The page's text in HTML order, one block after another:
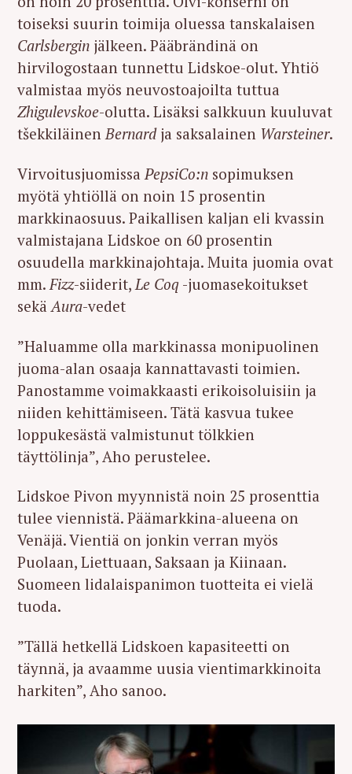
toiseksi suurin toimija oluessa tanskalaisen
Carlsbergin jälkeen. Pääbrändinä on
hirvilogostaan tunnettu Lidskoe-olut. Yhtiö
valmistaa myös neuvostoajoilta tuttua
Zhigulevskoe-olutta. Lisäksi salkkuun kuuluvat
tšekkiläinenBernardja saksalainen Warsteiner.
VirvoitusjuomissaPepsiCo:n sopimuksen
myötä yhtiöllä on noin 15 prosentin
markkinaosuus. Paikallisen kaljan eli kvassin
valmistajana Lidskoe on 60 prosentin
osuudella markkinajohtaja. Muita juomia ovat
mm.Fizz-siiderit,Le Coq -juomasekoitukset
sekäAura-vedet
”Haluamme olla markkinassa monipuolinen
juoma-alan osaaja kannattavasti toimien.
Panostamme voimakkaasti erikoisoluisiin ja
niiden kehittämiseen. Tätä kasvua tukee
loppukesästä valmistunut tölkkien
täyttölinja”, Aho perustelee.
Lidskoe Pivon myynnistä noin 25 prosenttia
tulee viennistä. Päämarkkina-alueena on
Venäjä. Vientiä on jonkin verran myös
Puolaan, Liettuaan, Saksaan ja Kiinaan.
Suomeen lidalaispanimon tuotteita ei vielä
tuoda.
”Tällä hetkellä Lidskoen kapasiteetti on
täynnä, ja avaamme uusia vientimarkkinoita
harkiten”, Aho sanoo.